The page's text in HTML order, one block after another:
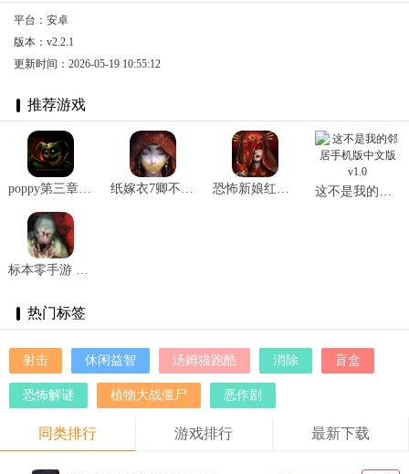
平台：安卓
版本：v2.2.1
更新时间：2026-05-19 10:55:12
推荐游戏
poppy第三章手机版 v0.4.9 纸嫁衣7卿不负官方正版 v1.0.1 恐怖新娘红嫁衣 v1.4 这不是我的邻居手机版中文版 v1.0
标本零手游 v1.1.1
热门标签
射击 休闲益智 汤姆猫跑酷 消除 盲盒
恐怖解谜 植物大战僵尸 恶作剧
同类排行 游戏排行 最新下载